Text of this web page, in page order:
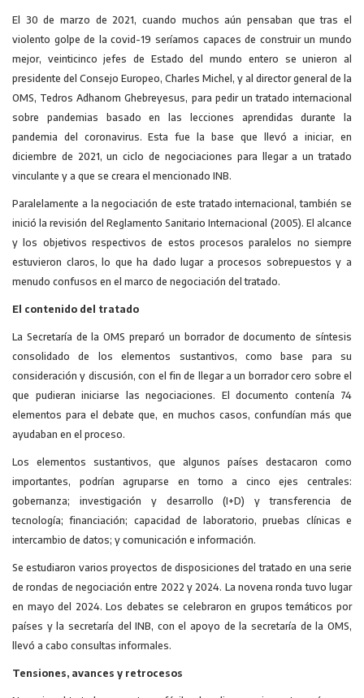
El 30 de marzo de 2021, cuando muchos aún pensaban que tras el
violento golpe de la covid-19 seríamos capaces de construir un mundo
mejor, veinticinco jefes de Estado del mundo entero se unieron al
presidente del Consejo Europeo, Charles Michel, y al director general de la
OMS, Tedros Adhanom Ghebreyesus, para pedir un tratado internacional
sobre pandemias basado en las lecciones aprendidas durante la
pandemia del coronavirus. Esta fue la base que llevó a iniciar, en
diciembre de 2021, un ciclo de negociaciones para llegar a un tratado
vinculante y a que se creara el mencionado INB.
Paralelamente a la negociación de este tratado internacional, también se
inició la revisión del Reglamento Sanitario Internacional (2005). El alcance
y los objetivos respectivos de estos procesos paralelos no siempre
estuvieron claros, lo que ha dado lugar a procesos sobrepuestos y a
menudo confusos en el marco de negociación del tratado.
El contenido del tratado
La Secretaría de la OMS preparó un borrador de documento de síntesis
consolidado de los elementos sustantivos, como base para su
consideración y discusión, con el fin de llegar a un borrador cero sobre el
que pudieran iniciarse las negociaciones. El documento contenía 74
elementos para el debate que, en muchos casos, confundían más que
ayudaban en el proceso.
Los elementos sustantivos, que algunos países destacaron como
importantes, podrían agruparse en torno a cinco ejes centrales:
gobernanza; investigación y desarrollo (I+D) y transferencia de
tecnología; financiación; capacidad de laboratorio, pruebas clínicas e
intercambio de datos; y comunicación e información.
Se estudiaron varios proyectos de disposiciones del tratado en una serie
de rondas de negociación entre 2022 y 2024. La novena ronda tuvo lugar
en mayo del 2024. Los debates se celebraron en grupos temáticos por
paí­ses y la secretaría del INB, con el apoyo de la secretaría de la OMS,
llevó a cabo consultas informales.
Tensiones, avances y retrocesos